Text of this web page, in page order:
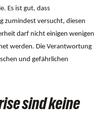
Es ist gut, dass
zumindest versucht, diesen
darf nicht einigen wenigen
werden. Die Verantwortung
und gefährlichen
sind keine